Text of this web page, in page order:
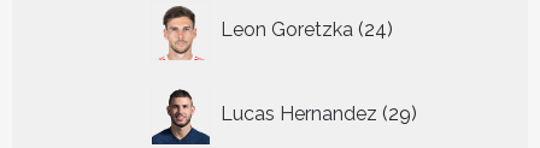
Leon Goretzka 24
producten
Lucas Hernandez 29
producten